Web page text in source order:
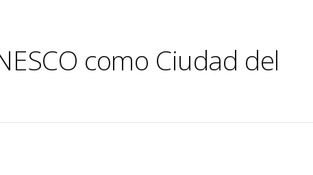
como Ciudad del